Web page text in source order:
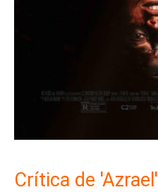
Crítica de 'Azrael'